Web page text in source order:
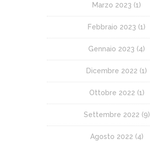
Marzo 2023 (1)
Febbraio 2023 (1)
Gennaio 2023 (4)
Dicembre 2022 (1)
Ottobre 2022 (1)
Settembre 2022 (9)
Agosto 2022 (4)